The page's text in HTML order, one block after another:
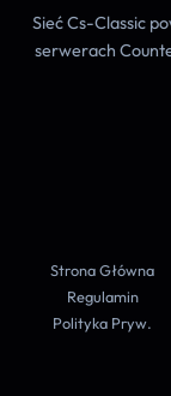
Sieć Cs-Classic
serwerach
Strona Główna
Regulamin
Polityka Pryw.